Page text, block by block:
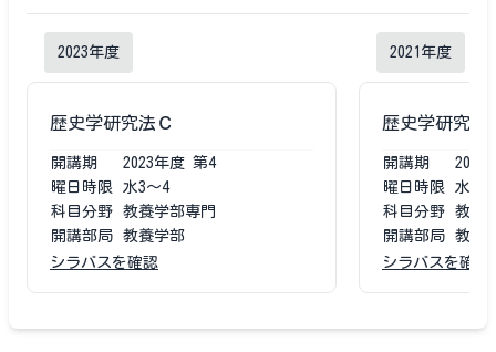
2023年度
歴史学研究法Ｃ
開講期 2023年度 第4
曜日時限
水3〜4
科目分野
教養学部専門
開講部局
教養学部
シラバスを確認
2021 年度
歴史学研究法
開講期 2021
曜日時限
水3〜
科目分野
教養
開講部局
教養
シラバスを確認